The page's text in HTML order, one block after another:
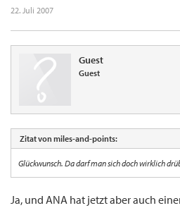
22. Juli 2007
Guest
Guest
Zitat von miles-and-points:
Glückwunsch. Da darf man sich doch wirklich
Ja, und ANA hat jetzt aber auch